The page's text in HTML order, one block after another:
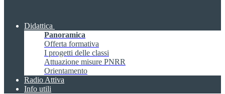
Didattica
Panoramica
Offerta formativa
I progetti delle classi
Attuazione misure PNRR
Orientamento
Radio Attiva
Info utili